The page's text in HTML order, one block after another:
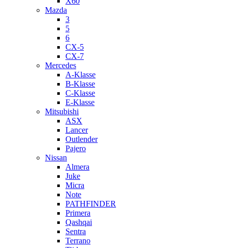
Mazda
3
5
6
CX-5
CX-7
Mercedes
A-Klasse
B-Klasse
C-Klasse
E-Klasse
Mitsubishi
ASX
Lancer
Outlender
Pajero
Nissan
Almera
Juke
Micra
Note
PATHFINDER
Primera
Qashqai
Sentra
Terrano